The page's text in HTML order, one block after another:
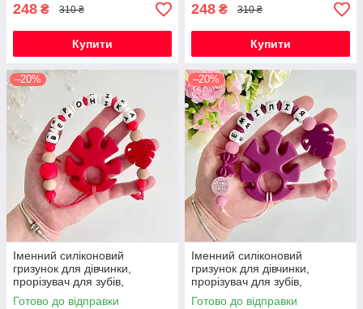
248 ₴ 310 ₴
Купити
248 ₴ 310 ₴
Купити
–20%
Іменний силіконовий
гризунок для дівчинки,
прорізувач для зубів,
Монстера (червоний)
Готово до відправки
–20%
Іменний силіконовий
гризунок для дівчинки,
прорізувач для зубів,
Монстера (винний)
Готово до відправки